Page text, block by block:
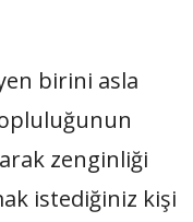
birini asla
zenginliği
istediğiniz kişi